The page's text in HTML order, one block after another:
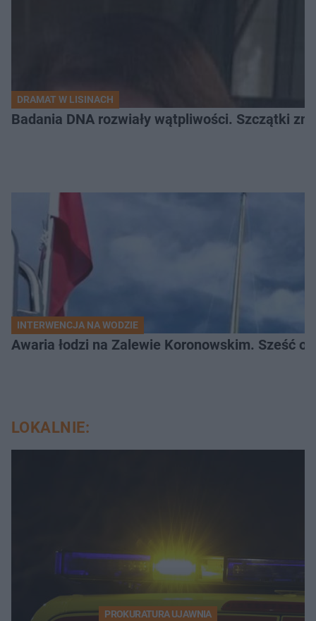
DRAMAT W LISINACH
Badania DNA rozwiały wątpliwości. Szczątki
INTERWENCJA NA WODZIE
Awaria łodzi na Zalewie Koronowskim. Sześć
LOKALNIE:
PROKURATURA UJAWNIA